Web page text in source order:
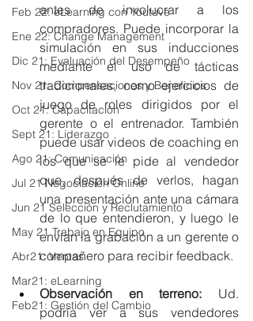
Feb 22: eLearning con Youtuve
Ene 22: Change Management
Dic 21: Evaluación del Desempeño
Nov 21: Compensaciones y Beneficios
Oct 21: Capacitación
Sept 21: Liderazgo
Ago 21: Comunicación
Jul 21 Negociación Online
Jun 21 Selección y Reclutamiento
May 21 Trabajo en Equipo
Abr21: Ventas
Mar21: eLearning
Feb21: Gestión del Cambio
antes de involucrar a los
compradores. Puede incorporar la
simulación en sus inducciones
mediante el uso de tácticas
tradicionales, como ejercicios de
juego de roles dirigidos por el
gerente o el entrenador. También
puede usar videos de coaching en
los que se le pide al vendedor
que, después de verlos, hagan
una presentación ante una cámara
de lo que entendieron, y luego le
envían la grabación a un gerente o
compañero para recibir feedback.
Observación en terreno: Ud.
podría ver a sus vendedores